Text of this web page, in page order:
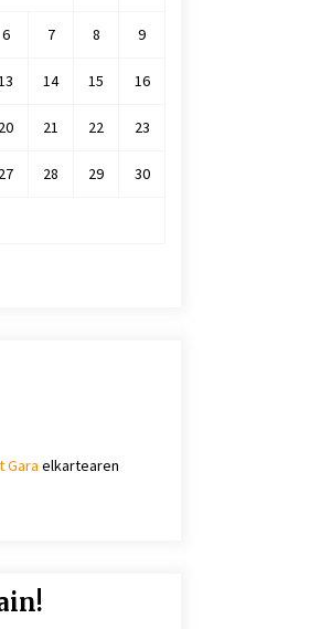
6 7 8 9
14 15 16
20 21 22 23
27 28 29 30
Gara elkartearen